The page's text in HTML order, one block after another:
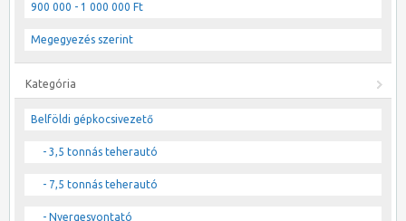
900 000 - 1 000 000 Ft
Megegyezés szerint
Kategória
Belföldi gépkocsivezető
- 3,5 tonnás teherautó
- 7,5 tonnás teherautó
- Nyergesvontató